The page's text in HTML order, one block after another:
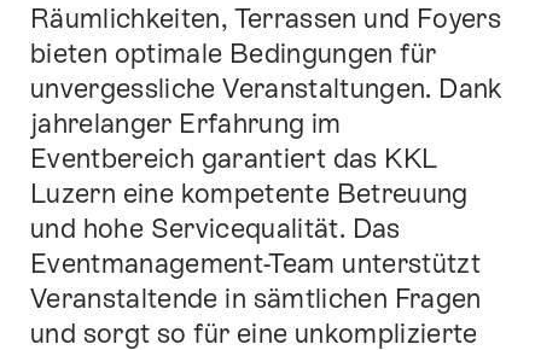
Räumlichkeiten, Terrassen und Foyers
bieten optimale Bedingungen für
unvergessliche Veranstaltungen. Dank
jahrelanger Erfahrung im
Eventbereich garantiert das KKL
Luzern eine kompetente Betreuung
und hohe Servicequalität. Das
Eventmanagement-Team unterstützt
Veranstaltende in sämtlichen Fragen
und sorgt so für eine unkomplizierte